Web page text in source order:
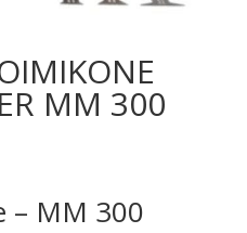
MM 300
– MM 300